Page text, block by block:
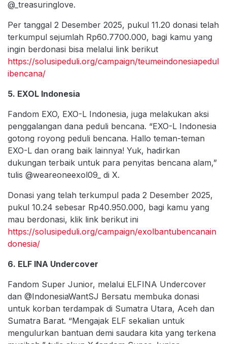
@_treasuringlove.
Per tanggal 2 Desember 2025, pukul 11.20 donasi telah
terkumpul sejumlah Rp60.7700.000, bagi kamu yang
ingin berdonasi bisa melalui link berikut
https://solusipeduli.org/campaign/teumeindonesiapedul
ibencana/
5. EXOL Indonesia
Fandom EXO, EXO-L Indonesia, juga melakukan aksi
penggalangan dana peduli bencana. “EXO-L Indonesia
gotong royong peduli bencana. Hallo teman-teman
EXO-L dan orang baik lainnya! Yuk, hadirkan
dukungan terbaik untuk para penyitas bencana alam,”
tulis @weareoneexol09_ di X.
Donasi yang telah terkumpul pada 2 Desember 2025,
pukul 10.24 sebesar Rp40.950.000, bagi kamu yang
mau berdonasi, klik link berikut ini
https://solusipeduli.org/campaign/exolbantubencanain
donesia/
6. ELF INA Undercover
Fandom Super Junior, melalui ELFINA Undercover
dan @IndonesiaWantSJ Bersatu membuka donasi
untuk korban terdampak di Sumatra Utara, Aceh dan
Sumatra Barat. “Mengajak ELF sekalian untuk
mengulurkan bantuan demi saudara kita yang terkena